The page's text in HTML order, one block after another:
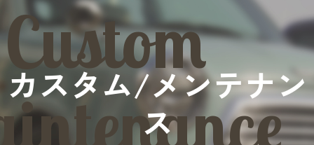
カスタム/メンテナン
ス